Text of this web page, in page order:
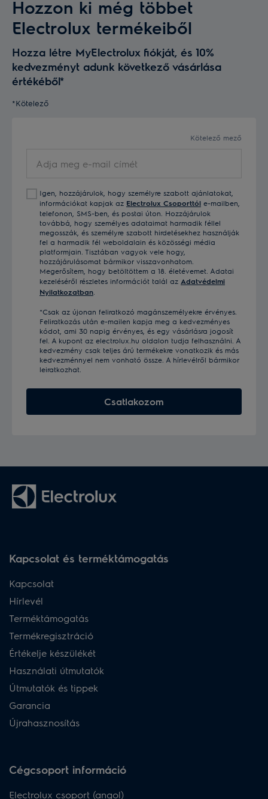
Hozzon ki még többet
Electrolux termékeiből
Hozza létre MyElectrolux fiókját, és 10%
kedvezményt adunk következő vásárlása
értékéből*
*Kötelező
Kötelező mező
meg
mail
címét
Igen, hozzájárulok, hogy személyre szabott ajánlatokat,
információkat kapjak az Electrolux Csoporttól e-mailben,
telefonon, SMS-ben, és postai úton. Hozzájárulok
továbbá, hogy személyes adataimat harmadik féllel
megosszák, és személyre szabott hirdetésekhez használják
fel a harmadik fél weboldalain és közösségi média
platformjain. Tisztában vagyok vele hogy,
hozzájárulásomat bármikor visszavonhatom.
Megerősítem, hogy betöltöttem a 18. életévemet. Adatai
kezeléséről részletes információt talál az Adatvédelmi
Nyilatkozatban
*Csak az újonan feliratkozó magánszemélyekre érvényes.
Feliratkozás után e-mailen kapja meg a kedvezményes
kódot, ami 30 napig érvényes, és egy vásárlásra jogosít
fel. A kupont az electrolux.hu oldalon tudja felhasználni. A
kedvezmény csak teljes árú termékekre vonatkozik és más
kedvezménnyel nem vonható össze. A hírlevélről bármikor
leiratkozhat.
Csatlakozom
Kapcsolat és terméktámogatás
Kapcsolat
Hírlevél
Terméktámogatás
Termékregisztráció
Értékelje készülékét
Használati útmutatók
Útmutatók és tippek
Garancia
Újrahasznosítás
Cégcsoport információ
Electrolux csoport (angol)